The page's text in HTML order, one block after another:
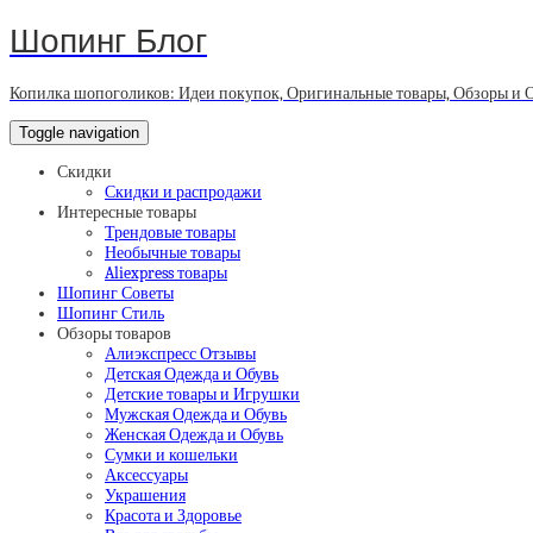
Шопинг Блог
Копилка шопоголиков: Идеи покупок, Оригинальные товары, Обзоры и
Toggle navigation
Скидки
Скидки и распродажи
Интересные товары
Трендовые товары
Необычные товары
Aliexpress товары
Шопинг Советы
Шопинг Стиль
Обзоры товаров
Алиэкспресс Отзывы
Детская Одежда и Обувь
Детские товары и Игрушки
Мужская Одежда и Обувь
Женская Одежда и Обувь
Сумки и кошельки
Аксессуары
Украшения
Красота и Здоровье